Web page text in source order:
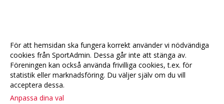
För att hemsidan ska fungera korrekt använder vi nödvändiga
cookies från SportAdmin. Dessa går inte att stänga av.
Föreningen kan också använda frivilliga cookies, t.ex. för
statistik eller marknadsföring. Du väljer själv om du vill
acceptera dessa.
Anpassa dina val